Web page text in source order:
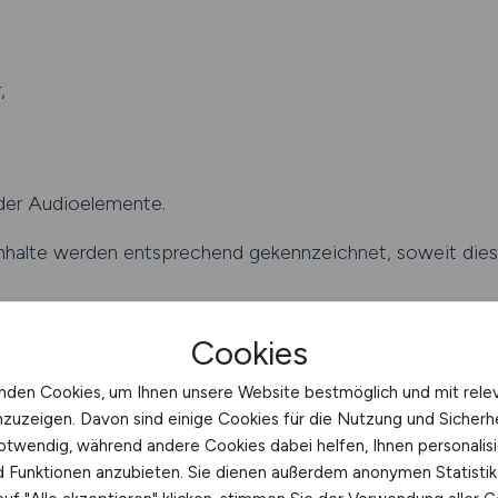
Audioelemente.
werden entsprechend gekennzeichnet, soweit
können KI-gestützte Funktionen eingesetzt
Cookies
Cookies, um Ihnen unsere Website bestmöglich und mit
Davon sind einige Cookies für die Nutzung und
während andere Cookies dabei helfen, Ihnen
Funktionen anzubieten. Sie dienen außerdem anonymen